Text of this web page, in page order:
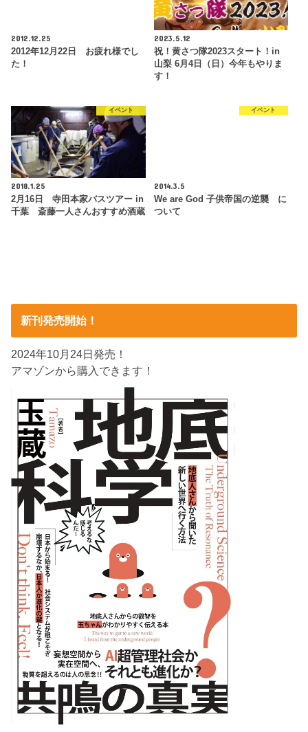
2012.12.25
2012年12月22日 お疲れ様でし
た！
2023.5.12
祝！黄さつ隊2023スタート！in
山梨 6月4日（日）今年もやりま
す！
イベント
2018.1.25
2月16日 寺田本家バスツアー in
千葉 斎藤一人さんおすすめ酒蔵
イベント
2014.3.5
We are God 子供帝国の逆襲 に
ついて
新刊発売開始！
2024年10月24日発売！
アマゾンから購入できます！